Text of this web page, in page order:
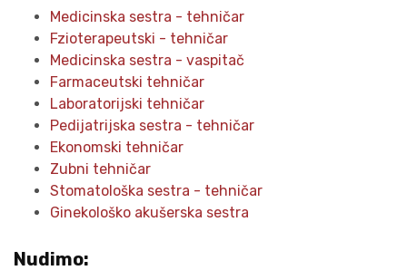
Medicinska sestra - tehničar
Fzioterapeutski - tehničar
Medicinska sestra - vaspitač
Farmaceutski tehničar
Laboratorijski tehničar
Pedijatrijska sestra - tehničar
Ekonomski tehničar
Zubni tehničar
Stomatološka sestra - tehničar
Ginekološko akušerska sestra
Nudimo: